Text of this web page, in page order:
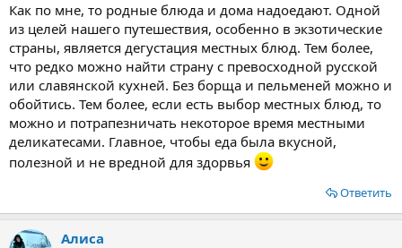
Как по мне, то родные блюда и дома надоедают. Одной
из целей нашего путешествия, особенно в экзотические
страны, является дегустация местных блюд. Тем более,
что редко можно найти страну с превосходной русской
или славянской кухней. Без борща и пельменей можно и
обойтись. Тем более, если есть выбор местных блюд, то
можно и потрапезничать некоторое время местными
деликатесами. Главное, чтобы еда была вкусной,
полезной и не вредной для здорвья
Ответить
Алиса